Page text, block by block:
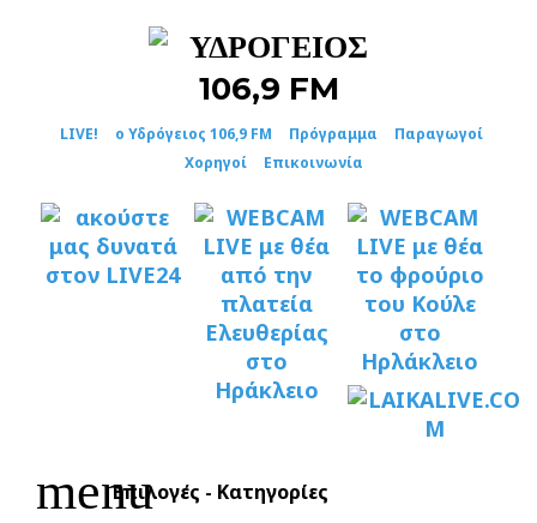
LIVE! ο Υδρόγειος 106,9 FM Πρόγραμμα
Παραγωγοί
Χορηγοί
Επικοινωνία
menuΕπιλογές - Κατηγορίες